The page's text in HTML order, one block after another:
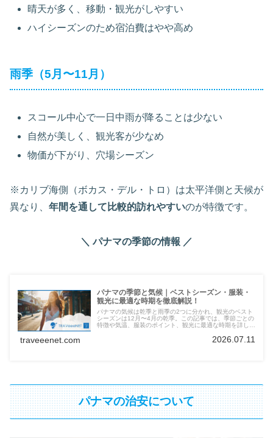
晴天が多く、移動・観光がしやすい
ハイシーズンのため宿泊費はやや高め
雨季（5月〜11月）
スコール中心で一日中雨が降ることは少ない
自然が美しく、観光客が少なめ
物価が下がり、穴場シーズン
※カリブ海側（ボカス・デル・トロ）は太平洋側と天候が
異なり、 年間を通して比較的訪れやすいのが特徴です。
＼ パナマの季節の情報 ／
パナマの季節と気候｜ベストシーズン・服装・
観光に最適な時期を徹底解説！
パナマの気候は乾季と雨季の2つに分かれ、観光のベスト
シーズンは12月〜4月の乾季。この記事では、季節ごとの
特徴や気温、服装のポイント、観光に最適な時期を詳しく
traveeenet.com 2026.07.11
パナマの治安について